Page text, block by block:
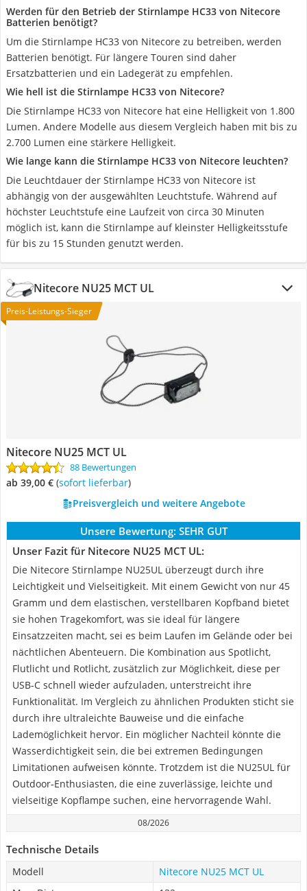
Werden für den Betrieb der Stirnlampe HC33 von Nitecore
Batterien benötigt?
Um die Stirnlampe HC33 von Nitecore zu betreiben, werden
Batterien benötigt. Für längere Touren sind daher
Ersatzbatterien und ein Ladegerät zu empfehlen.
Wie hell ist die Stirnlampe HC33 von Nitecore?
Die Stirnlampe HC33 von Nitecore hat eine Helligkeit von 1.800
Lumen. Andere Modelle aus diesem Vergleich haben mit bis zu
2.700 Lumen eine stärkere Helligkeit.
Wie lange kann die Stirnlampe HC33 von Nitecore leuchten?
Die Leuchtdauer der Stirnlampe HC33 von Nitecore ist
abhängig von der ausgewählten Leuchtstufe. Während auf
höchster Leuchtstufe eine Laufzeit von circa 30 Minuten
möglich ist, kann die Stirnlampe auf kleinster Helligkeitsstufe
für bis zu 15 Stunden genutzt werden.
Nitecore NU25 MCT UL
Preis-Leistungs-Sieger
Nitecore NU25 MCT UL
88 Bewertungen
ab 39,00 € ( Sofort lieferbar)
Preisvergleich und weitere Angebote
Unsere Bewertung: SEHR GUT
Unser Fazit für Nitecore NU25 MCT UL:
Die Nitecore Stirnlampe NU25UL überzeugt durch ihre
Leichtigkeit und Vielseitigkeit. Mit einem Gewicht von nur 45
Gramm und dem elastischen, verstellbaren Kopfband bietet
sie hohen Tragekomfort, was sie ideal für längere
Einsatzzeiten macht, sei es beim Laufen im Gelände oder bei
nächtlichen Abenteuern. Die Kombination aus Spotlicht,
Flutlicht und Rotlicht, zusätzlich zur Möglichkeit, diese per
USB-C schnell wieder aufzuladen, unterstreicht ihre
Funktionalität. Im Vergleich zu ähnlichen Produkten sticht sie
durch ihre ultraleichte Bauweise und die einfache
Lademöglichkeit hervor. Ein möglicher Nachteil könnte die
Wasserdichtigkeit sein, die bei extremen Bedingungen
Limitationen aufweisen könnte. Trotzdem ist die NU25UL für
Outdoor-Enthusiasten, die eine zuverlässige, leichte und
vielseitige Kopflampe suchen, eine hervorragende Wahl.
08/2026
Technische Details
Modell
Nitecore NU25 MCT UL